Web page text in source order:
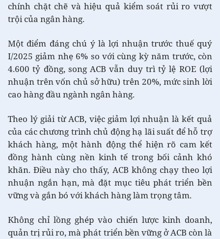
chính chặt chẽ và hiệu quả kiểm soát rủi ro vượt
trội của ngân hàng.
Một điểm đáng chú ý là lợi nhuận trước thuế quý
I/2025 giảm nhẹ 6% so với cùng kỳ năm trước, còn
4.600 tỷ đồng, song ACB vẫn duy trì tỷ lệ ROE (lợi
nhuận trên vốn chủ sở hữu) trên 20%, mức sinh lời
cao hàng đầu ngành ngân hàng.
Theo lý giải từ ACB, việc giảm lợi nhuận là kết quả
của các chương trình chủ động hạ lãi suất để hỗ trợ
khách hàng, một hành động thể hiện rõ cam kết
đồng hành cùng nền kinh tế trong bối cảnh khó
khăn. Điều này cho thấy, ACB không chạy theo lợi
nhuận ngắn hạn, mà đặt mục tiêu phát triển bền
vững và gắn bó với khách hàng làm trọng tâm.
Không chỉ lồng ghép vào chiến lược kinh doanh,
quản trị rủi ro, mà phát triển bền vững ở ACB còn là